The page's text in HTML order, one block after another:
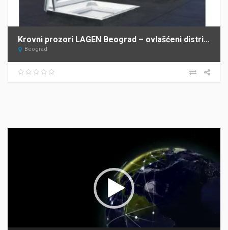
Krovni prozori LAGEN Beograd – ovlašćeni distributer FAKRO za Srbiju
Beograd